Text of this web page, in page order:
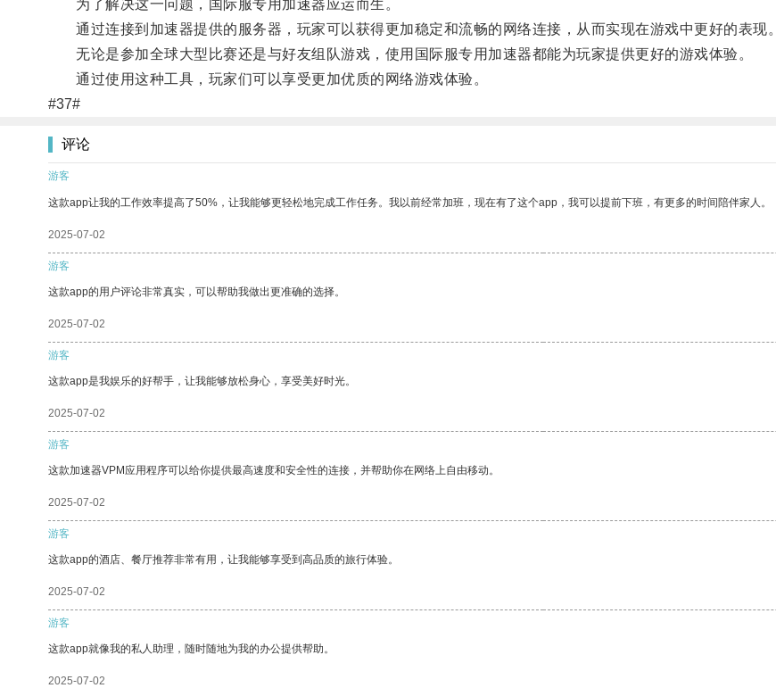
为了解决这一问题，国际服专用加速器应运而生。
通过连接到加速器提供的服务器，玩家可以获得更加稳定和流畅的网络连接，从而实现在游戏中更好的表现。
无论是参加全球大型比赛还是与好友组队游戏，使用国际服专用加速器都能为玩家提供更好的游戏体验。
通过使用这种工具，玩家们可以享受更加优质的网络游戏体验。
#37#
评论
游客
这款app让我的工作效率提高了50%，让我能够更轻松地完成工作任务。我以前经常加班，现在有了这个app，我可以提前下班，有更多的时间陪伴家人。
2025-07-02
游客
这款app的用户评论非常真实，可以帮助我做出更准确的选择。
2025-07-02
游客
这款app是我娱乐的好帮手，让我能够放松身心，享受美好时光。
2025-07-02
游客
这款加速器VPM应用程序可以给你提供最高速度和安全性的连接，并帮助你在网络上自由移动。
2025-07-02
游客
这款app的酒店、餐厅推荐非常有用，让我能够享受到高品质的旅行体验。
2025-07-02
游客
这款app就像我的私人助理，随时随地为我的办公提供帮助。
2025-07-02